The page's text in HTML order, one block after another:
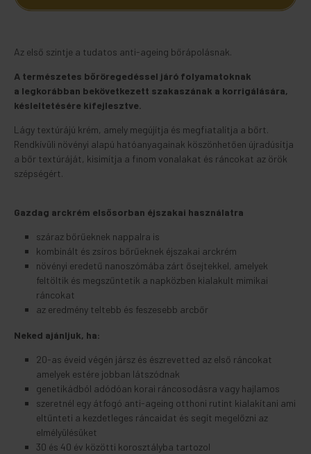
Az első szintje a tudatos anti-ageing bőrápolásnak.
A természetes bőröregedéssel járó folyamatoknak
a legkorábban bekövetkezett szakaszának a korrigálására,
késleltetésére kifejlesztve.
Lágy textúrájú krém, amely megújítja és megfiatalítja a bőrt.
Rendkívüli növényi alapú hatóanyagainak köszönhetően újradúsítja
a bőr textúráját, kisimítja a finom vonalakat és ráncokat az örök
szépségért.
Gazdag arckrém elsősorban éjszakai használatra
száraz bőrűeknek nappalra is
kombinált és zsíros bőrűeknek éjszakai arckrém
növényi eredetű nanoszómába zárt ősejtekkel, amelyek
feltöltik és megszűntetik a napközben kialakult mimikai
ráncokat
az eredmény teltebb és feszesebb arcbőr
Neked ajánljuk, ha:
20-as éveid végén jársz és észrevetted az első ráncokat
amelyek estére jobban látszódnak
genetikádból adódóan korai ráncosodásra vagy hajlamos
szeretnél egy átfogó anti-ageing otthoni rutint kialakítani ami
eltűnteti a kezdetleges ráncaidat és segít megelőzni az
elmélyülésüket
30 és 40 év közötti korosztályba tartozol